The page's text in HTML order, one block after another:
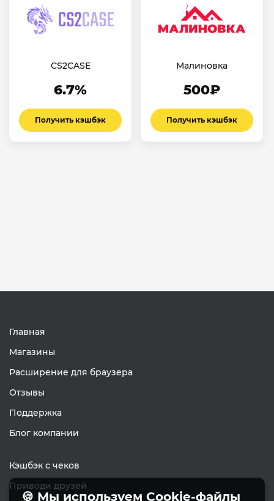
CS2CASE
6.7%
Получить кэшбэк
Малиновка
500₽
Получить кэшбэк
Главная
Магазины
Расширение для браузера
Отзывы
Поддержка
Блог компании
Кэшбэк с чеков
Приводи друзей
🍪 Мы используем Cookie-файлы